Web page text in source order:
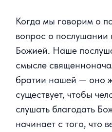
Когда мы говорим о
вопрос о послушании
Божией. Наше
смысле
братии нашей — оно
существует, чтобы
слушать благодать
начинает с того, что